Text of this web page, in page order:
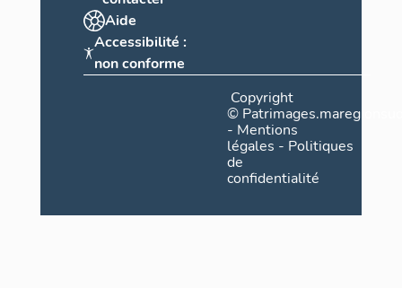
Aide
Accessibilité :
non conforme
Copyright
©
- Mentions
légales - Politiques
de
confidentialité